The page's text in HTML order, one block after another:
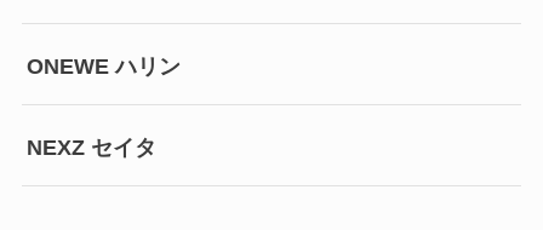
ONEWE ハリン
NEXZ セイタ